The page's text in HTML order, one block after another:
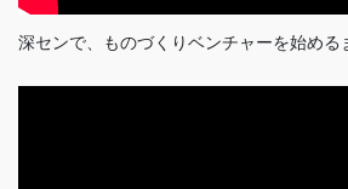
深センで、ものづくりベンチャーを始める